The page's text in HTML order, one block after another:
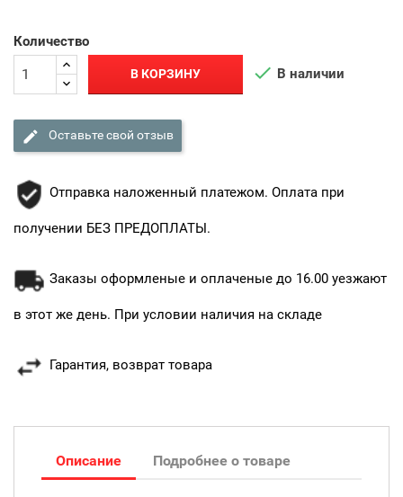
Количество
В КОРЗИНУ  В наличии
Оставьте свой отзыв
Отправка наложенный платежом. Оплата при
получении БЕЗ ПРЕДОПЛАТЫ.
Заказы оформленые и оплаченые до 16.00 уезжают
в этот же день. При условии наличия на складе
Гарантия, возврат товара
Описание Подробнее о товаре